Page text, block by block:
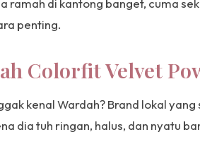
penting.
Colorfit Velvet
kenal Wardah? Brand lokal
dia tuh ringan, halus, dan nyatu